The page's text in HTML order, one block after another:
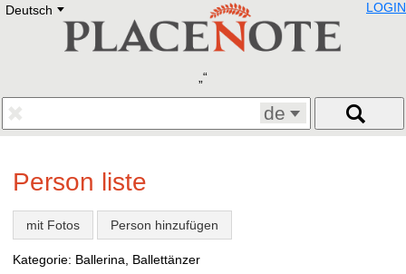
Deutsch E
Deutsch
Francais
Polski
Eestikeelne
LOGIN
de
Person liste
mit Fotos Person hinzufügen
Kategorie: Ballerina, Ballettänzer